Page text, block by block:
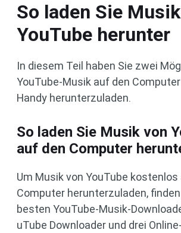
So laden Sie
YouTube herunter
In diesem Teil haben Sie zwei
YouTube-Musik auf den
Handy herunterzuladen.
So laden Sie Musik von
auf den Computer
Um Musik von YouTube kostenlos
Computer herunterzuladen,
besten YouTube-Musik-
uTube Downloader und drei